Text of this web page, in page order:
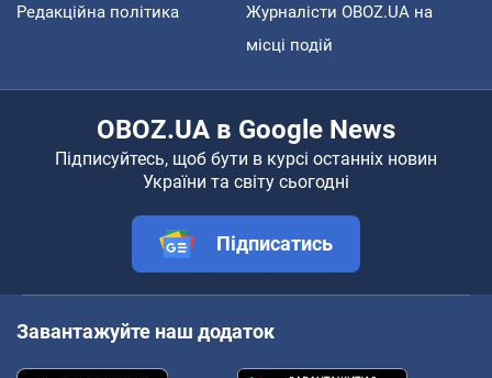
Редакційна політика
Журналісти OBOZ.UA на
місці подій
OBOZ.UA в Google News
Підписуйтесь, щоб бути в курсі останніх новин
України та світу сьогодні
Підписатись
Завантажуйте наш додаток